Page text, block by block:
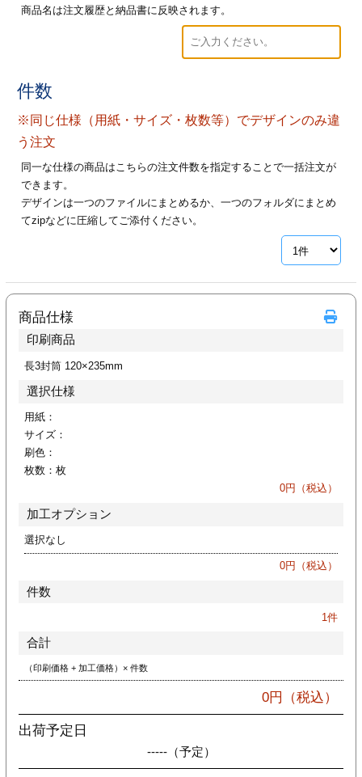
印刷
フォルダー
ファイル印刷
ァイル印刷
印刷
リーブ印刷
加工
印刷
名刺印刷
印刷
ムカード印刷
刷
フォルダー
ファイル印刷
ァイル印刷
ー印刷
商品名は注文履歴と納品書に反映されます。
件数
※同じ仕様（用紙・サイズ・枚数等）でデザインのみ違
う注文
同一な仕様の商品はこちらの注文件数を指定することで一括注文が
できます。
デザインは一つのファイルにまとめるか、一つのフォルダにまとめ
てzipなどに圧縮してご添付ください。
商品仕様
印刷商品
長3封筒 120×235mm
選択仕様
用紙：
サイズ：
刷色：
枚数： 枚
0円（税込）
加工オプション
選択なし
0円（税込）
件数
1件
合計
（印刷価格 + 加工価格）× 件数
0円（税込）
出荷予定日
-----（予定）